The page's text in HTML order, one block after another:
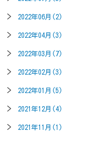
2022年06月(2)
2022年04月(3)
2022年03月(7)
2022年02月(3)
2022年01月(5)
2021年12月(4)
2021年11月(1)